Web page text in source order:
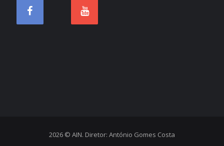
2026 © AIN. Diretor: António Gomes Costa